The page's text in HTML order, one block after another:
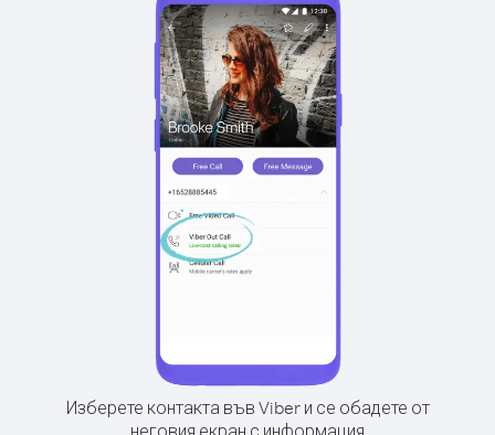
Изберете контакта във Viber и се обадете от
неговия екран с информация